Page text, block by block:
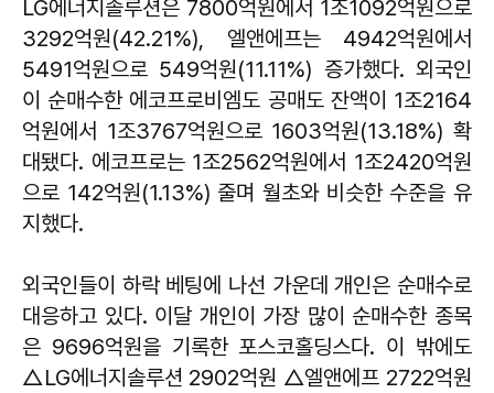
LG에너지솔루션은 7800억원에서 1조1092억원으로
3292억원(42.21%), 엘앤에프는 4942억원에서
5491억원으로 549억원(11.11%) 증가했다. 외국인
이 순매수한 에코프로비엠도 공매도 잔액이 1조2164
억원에서 1조3767억원으로 1603억원(13.18%) 확
대됐다. 에코프로는 1조2562억원에서 1조2420억원
으로 142억원(1.13%) 줄며 월초와 비슷한 수준을 유
지했다.
외국인들이 하락 베팅에 나선 가운데 개인은 순매수로
대응하고 있다. 이달 개인이 가장 많이 순매수한 종목
은 9696억원을 기록한 포스코홀딩스다. 이 밖에도
△LG에너지솔루션 2902억원 △엘앤에프 2722억원